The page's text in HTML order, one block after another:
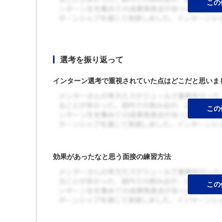
選考を振り返って
インターン選考で重視されていた点はどこだと思いま
効果があったなと思う面接の練習方法